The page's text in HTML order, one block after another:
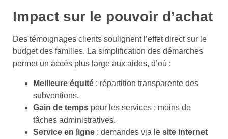
Impact sur le pouvoir d’achat
Des témoignages clients soulignent l’effet direct sur le
budget des familles. La simplification des démarches
permet un accès plus large aux aides, d’où :
Meilleure équité : répartition transparente des
subventions.
Gain de temps pour les services : moins de
tâches administratives.
Service en ligne : demandes via le site internet